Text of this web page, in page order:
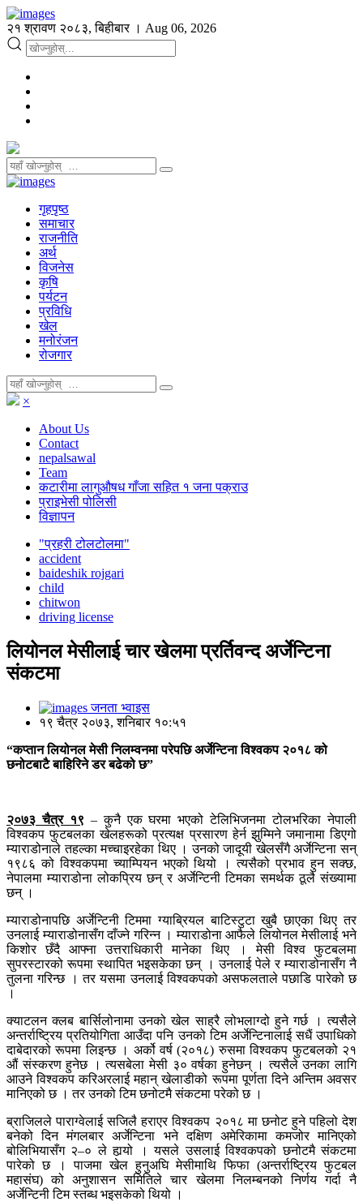
२१ श्रावण २०८३, बिहीबार । Aug 06, 2026
गृहपृष्ठ
समाचार
राजनीति
अर्थ
विजनेस
कृषि
पर्यटन
प्रविधि
खेल
मनोरंजन
रोजगार
×
About Us
Contact
nepalsawal
Team
कटारीमा लागुऔषध गाँजा सहित १ जना पक्राउ
प्राइभेसी पोलिसी
विज्ञापन
"प्रहरी टोलटोलमा"
accident
baideshik rojgari
child
chitwon
driving license
लियोनल मेसीलाई चार खेलमा प्रर्तिवन्द अर्जेन्टिना
संकटमा
जनता भ्वाइस
१९ चैत्र २०७३, शनिबार १०:५१
“कप्तान लियोनल मेसी निलम्वनमा परेपछि अर्जेन्टिना विश्वकप २०१८ को
छनोटबाटै बाहिरिने डर बढेको छ”
२०७३ चैत्र १९ – कुनै एक घरमा भएको टेलिभिजनमा टोलभरिका नेपाली
विश्वकप फुटबलका खेलहरूको प्रत्यक्ष प्रसारण हेर्न झुम्मिने जमानामा डिएगो
म्याराडोनाले तहल्का मच्चाइरहेका थिए । उनको जादूयी खेलसँगै अर्जेन्टिना सन्
१९८६ को विश्वकपमा च्याम्पियन भएको थियो । त्यसैको प्रभाव हुन सक्छ,
नेपालमा म्याराडोना लोकप्रिय छन् र अर्जेन्टिनी टिमका समर्थक ठूलै संख्यामा
छन् ।
म्याराडोनापछि अर्जेन्टिनी टिममा ग्याब्रियल बाटिस्टुटा खुबै छाएका थिए तर
उनलाई म्याराडोनासँग दाँज्ने गरिन्न । म्याराडोना आफैले लियोनल मेसीलाई भने
किशोर छँदै आफ्ना उत्तराधिकारी मानेका थिए । मेसी विश्व फुटबलमा
सुपरस्टारको रूपमा स्थापित भइसकेका छन् । उनलाई पेले र म्याराडोनासँग नै
तुलना गरिन्छ । तर यसमा उनलाई विश्वकपको असफलताले पछाडि पारेको छ
।
क्याटलन क्लब बार्सिलोनामा उनको खेल साह्रै लोभलाग्दो हुने गर्छ । त्यसैले
अन्तर्राष्ट्रिय प्रतियोगिता आउँदा पनि उनको टिम अर्जेन्टिनालाई सधैं उपाधिको
दाबेदारको रूपमा लिइन्छ । अर्को वर्ष (२०१८) रुसमा विश्वकप फुटबलको २१
औं संस्करण हुनेछ । त्यसबेला मेसी ३० वर्षका हुनेछन् । त्यसैले उनका लागि
आउने विश्वकप करिअरलाई महान् खेलाडीको रूपमा पूर्णता दिने अन्तिम अवसर
मानिएको छ । तर उनको टिम छनोटमै संकटमा परेको छ ।
ब्राजिलले पाराग्वेलाई सजिलै हराएर विश्वकप २०१८ मा छनोट हुने पहिलो देश
बनेको दिन मंगलबार अर्जेन्टिना भने दक्षिण अमेरिकामा कमजोर मानिएको
बोलिभियासँग २–० ले हार्‍यो । यसले उसलाई विश्वकपको छनोटमै संकटमा
पारेको छ । पाजमा खेल हुनुअघि मेसीमाथि फिफा (अन्तर्राष्ट्रिय फुटबल
महासंघ) को अनुशासन समितिले चार खेलमा निलम्बनको निर्णय गर्दा नै
अर्जेन्टिनी टिम स्तब्ध भइसकेको थियो ।